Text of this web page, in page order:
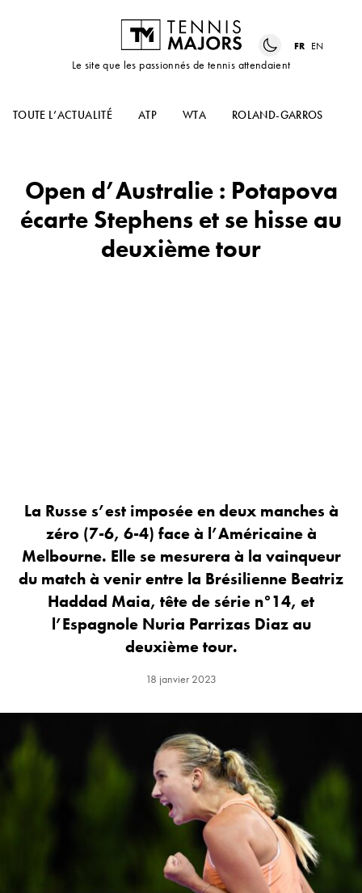
Le site que les passionnés de tennis attendaient
FR EN
TOUTE L’ACTUALITÉ ATP WTA ROLAND-GARROS
Open d’Australie : Potapova
écarte Stephens et se hisse au
deuxième tour
La Russe s’est imposée en deux manches à
zéro (7-6, 6-4) face à l’Américaine à
Melbourne. Elle se mesurera à la vainqueur
du match à venir entre la Brésilienne Beatriz
Haddad Maia, tête de série n°14, et
l’Espagnole Nuria Parrizas Diaz au
deuxième tour.
18 janvier 2023